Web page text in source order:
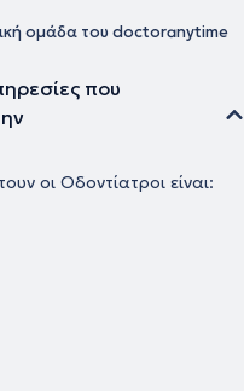
ομάδα του doctoranytime
που
οι Οδοντίατροι είναι: